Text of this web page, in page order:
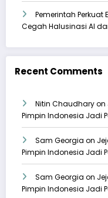
Pemerintah Perkuat
Cegah Halusinasi AI
Recent Comments
Nitin Chaudharyon
Pimpin Indonesia Jadi
Sam Georgia on
Pimpin Indonesia Jadi
Sam Georgia on
Pimpin Indonesia Jadi